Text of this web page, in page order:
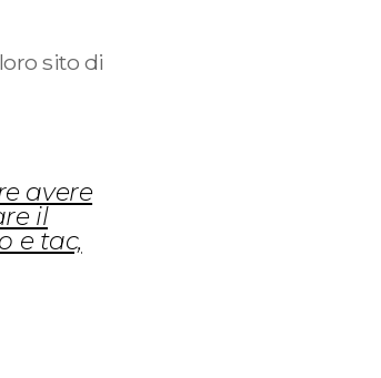
sito di
avere
il
e tac,